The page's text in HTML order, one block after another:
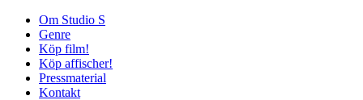
Om Studio S
Genre
Köp film!
Köp affischer!
Pressmaterial
Kontakt